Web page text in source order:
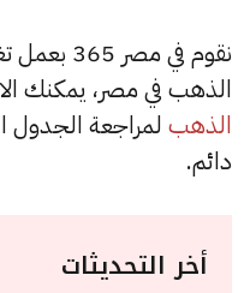
نقوم في
الذهب في مصر، يمكنك
الذهب لمراجعة
دائم.
أخر التحديثات